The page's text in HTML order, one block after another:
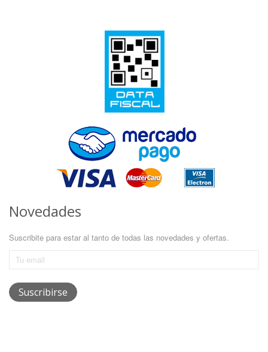
Novedades
Suscribite para estar al tanto de todas las novedades y ofertas.